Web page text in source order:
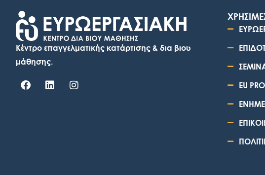
Κέντρο επαγγελματικής κατάρτισης & δια βιου
μάθησης.
EU